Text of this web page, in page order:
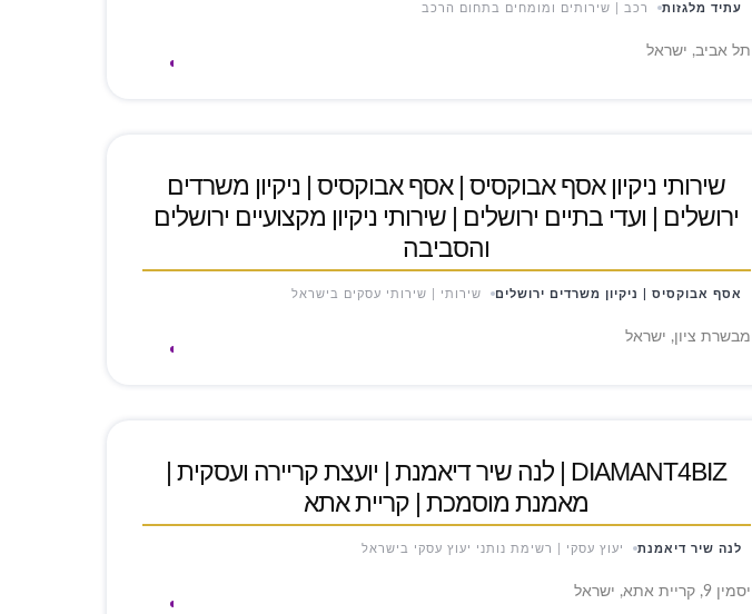
עתיד מלגזות רכב | שירותים ומומחים בתחום הרכב
תל אביב, ישראל
שירותי ניקיון אסף אבוקסיס | אסף אבוקסיס | ניקיון משרדים
ירושלים | ועדי בתיים ירושלים | שירותי ניקיון מקצועיים ירושלים
והסביבה
אסף אבוקסיס | ניקיון משרדים ירושלים שירותי | שירותי עסקים בישראל
מבשרת ציון, ישראל
DIAMANT4BIZ | לנה שיר דיאמנת | יועצת קריירה ועסקית |
מאמנת מוסמכת | קריית אתא
לנה שיר דיאמנת יעוץ עסקי | רשימת נותני יעוץ עסקי בישראל
יסמין 9, קריית אתא, ישראל